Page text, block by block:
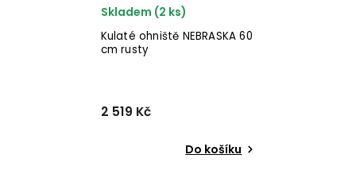
Kulaté ohniště NEBRASKA 60
cm rusty
Skladem (2 ks)
2 519 Kč
Do košíku